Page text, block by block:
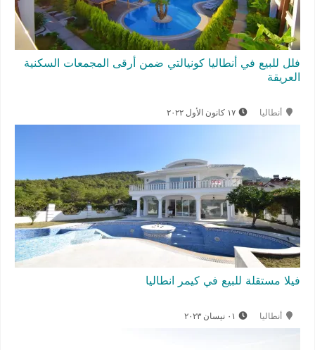
فلل للبيع في أنطاليا كونيالتي ضمن أرقى المجمعات السكنية
العريقة
أنطاليا
فيلا مستقلة للبيع في كيمر انطاليا
أنطاليا